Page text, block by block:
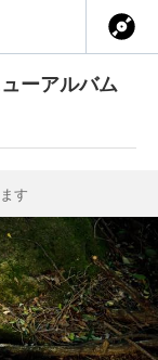
ーアルバム
す